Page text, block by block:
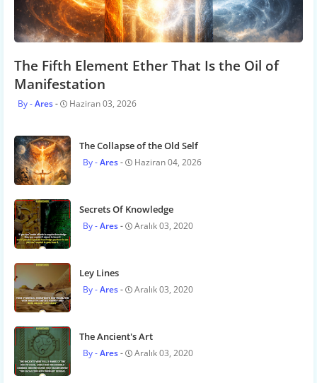
The Fifth Element Ether That Is the Oil of
Manifestation
Ares Haziran 03, 2026
The Collapse of the Old Self
Ares Haziran 04, 2026
Secrets Of Knowledge
Ares Aralık 03, 2020
Ley Lines
Ares Aralık 03, 2020
The Ancient's Art
Ares Aralık 03, 2020